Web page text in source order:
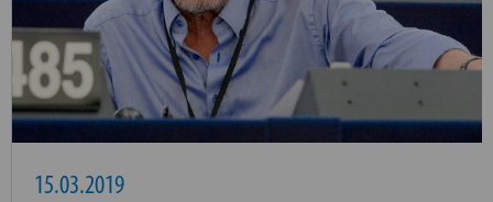
15.03.2019